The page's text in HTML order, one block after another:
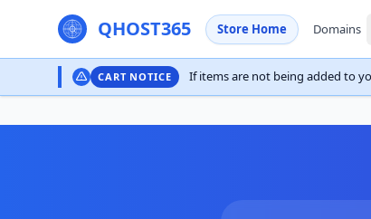
QHOST365 Store Home Domains
CART NOTICE If items are not being added to